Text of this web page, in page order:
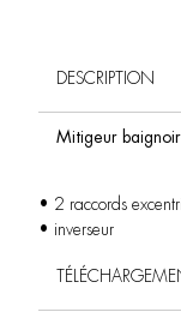
DESCRIPTION
Mitigeur
• 2 raccords
• inverseur